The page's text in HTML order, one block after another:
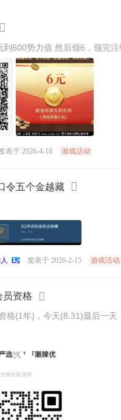
打开vx扫，下载玩到600
表于 2026-4-18 游戏活动
令五个金越藏
发表于 2026-2-15 游戏活动
员资格